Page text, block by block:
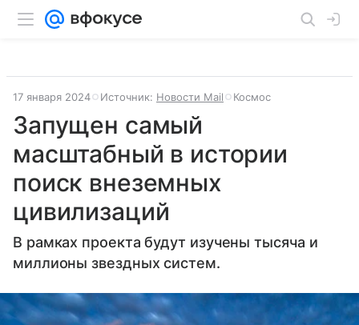
17 января 2024 Источник: Новости Mail Космос
Запущен самый
масштабный в истории
поиск внеземных
цивилизаций
В рамках проекта будут изучены тысяча и
миллионы звездных систем.